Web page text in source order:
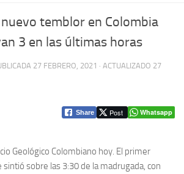
temblor en Colombia
3 en las últimas horas
27 FEBRERO, 2021 · ACTUALIZADO 27
Share Post Whatsapp
Geológico Colombiano hoy. El primer
sobre las 3:30 de la madrugada, con